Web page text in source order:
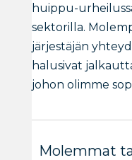
huippu-
sektorilla.
järjestäjän
halusivat
johon olimme
Molemmat